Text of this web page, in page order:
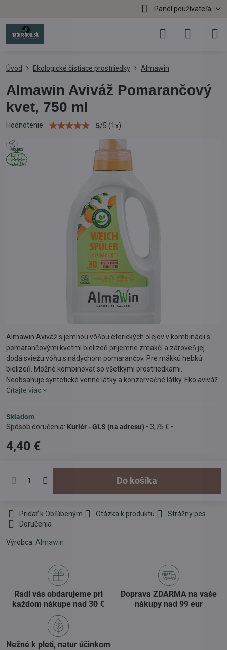
Panel používateľa
Úvod Ekologické čistiace prostriedky Almawin
Almawin Aviváž Pomarančový
kvet, 750 ml
Hodnotenie 5/5 (1x)
Almawin Aviváž s jemnou vôňou éterických olejov v kombinácii s
pomarančovými kvetmi bielizeň príjemne zmäkčí a zároveň jej
dodá sviežu vôňu s nádychom pomarančov. Pre mäkkú hebkú
bielizeň. Možné kombinovať so všetkými prostriedkami.
Neobsahuje syntetické vonné látky a konzervačné látky. Eko aviváž.
Čítajte viac
Skladom
Kuriér - GLS (na adresu) • 3,75 € •
4,40 €
Do košíka
Pridať k Obľúbeným Otázka k produktu
Strážny pes
Doručenia
Výrobca: Almawin
Radi vás obdarujeme pri
každom nákupe nad 30 €
Doprava ZDARMA na vaše
nákupy nad 99 eur
Nežné k pleti, natur účinkom